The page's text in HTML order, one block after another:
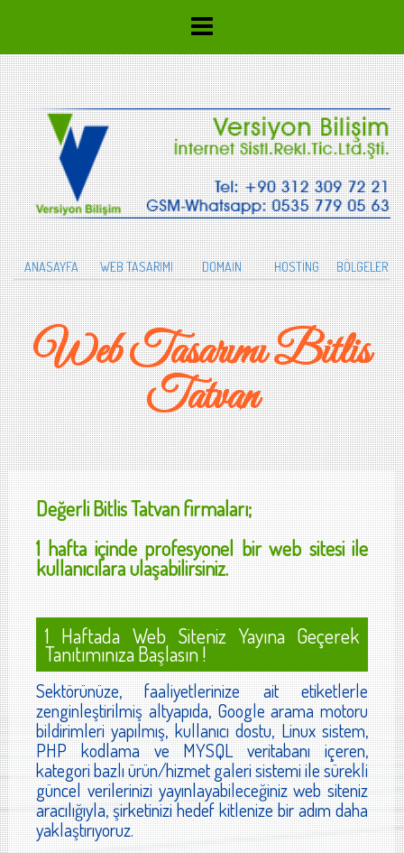
ANASAYFA WEB TASARIMI DOMAİN HOSTİNG BÖLGELER
Web Tasarımı Bitlis
Tatvan
DeğerliBitlis Tatvanfirmaları;
1 hafta içinde profesyonel bir web sitesi ile
kullanıcılara ulaşabilirsiniz.
1 Haftada Web Siteniz Yayına Geçerek
Tanıtımınıza Başlasın !
Sektörünüze, faaliyetlerinize ait etiketlerle
zenginleştirilmiş altyapıda, Google arama motoru
bildirimleri yapılmış, kullanıcı dostu, Linux sistem,
PHP kodlama ve MYSQL veritabanı içeren,
kategori bazlı ürün/hizmet galeri sistemi ile sürekli
güncel verilerinizi yayınlayabileceğiniz web siteniz
aracılığıyla, şirketinizi hedef kitlenize bir adım daha
yaklaştırıyoruz.